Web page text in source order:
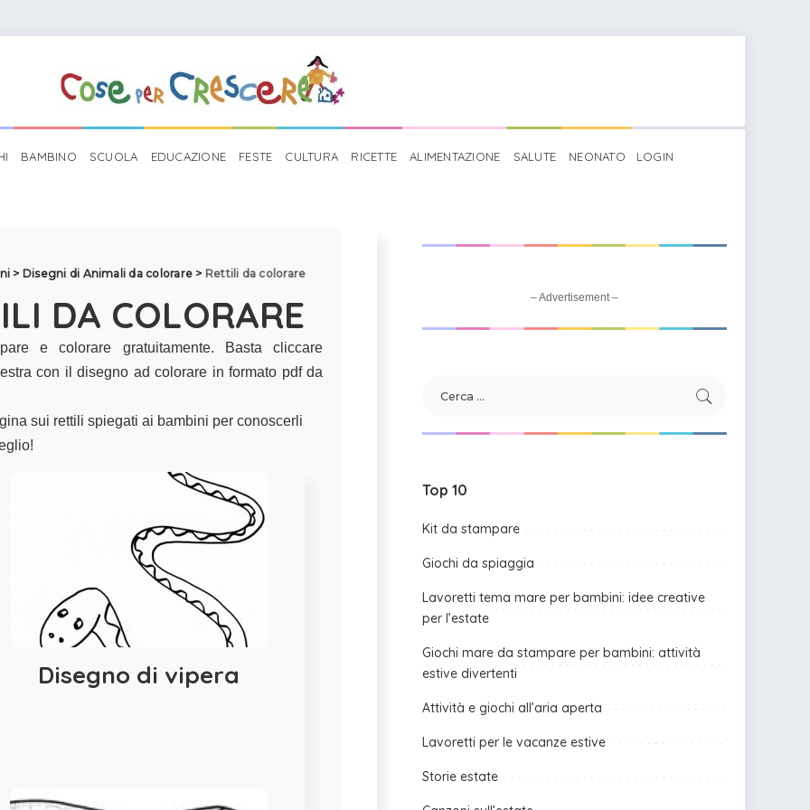
BAMBINO SCUOLA EDUCAZIONE FESTE CULTURA RICETTE ALIMENTAZIONE SALUTE NEONATO LOGIN
> Disegni di Animali da colorare > Rettili da colorare
DA COLORARE
e colorare gratuitamente. Basta cliccare
con il disegno ad colorare in formato pdf da
sui rettili spiegati ai bambini per conoscerli
Disegno di vipera
– Advertisement –
Top 10
Kit da stampare
Giochi da spiaggia
Lavoretti tema mare per bambini: idee creative
per l’estate
Giochi mare da stampare per bambini: attività
estive divertenti
Attività e giochi all’aria aperta
Lavoretti per le vacanze estive
Storie estate